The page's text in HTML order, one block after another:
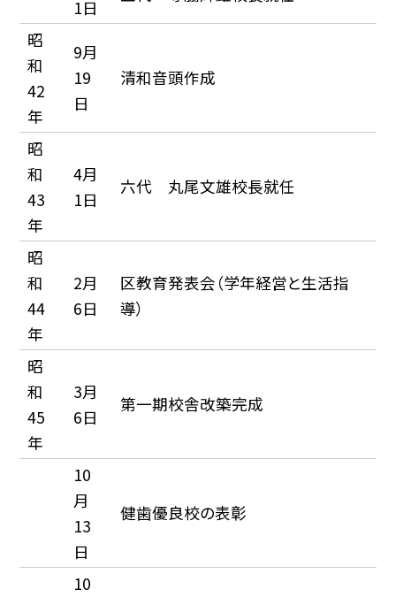
1日
昭
和
42
年
9月
19
日
清和音頭作成
昭
和
43
年
4月
1日
六代 丸尾文雄校長就任
昭
和
44
年
2月
6日
区教育発表会（学年経営と生活指
導）
昭
和
45
年
3月
6日
第一期校舎改築完成
10
月
13
日
健歯優良校の表彰
10